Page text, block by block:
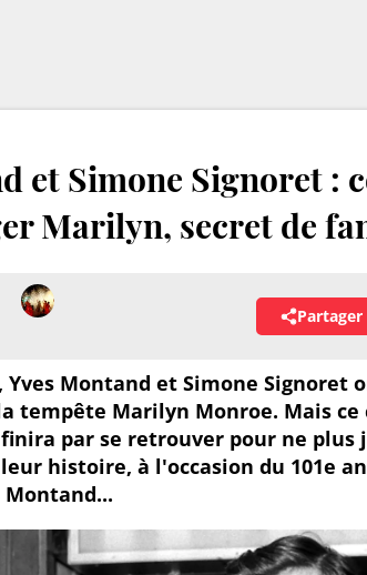
et Simone Signoret :
Marilyn, secret de
Partager
Montand et Simone Signoret
tempête Marilyn Monroe. Mais ce
par se retrouver pour ne plus
histoire, à l'occasion du 101e
Montand...